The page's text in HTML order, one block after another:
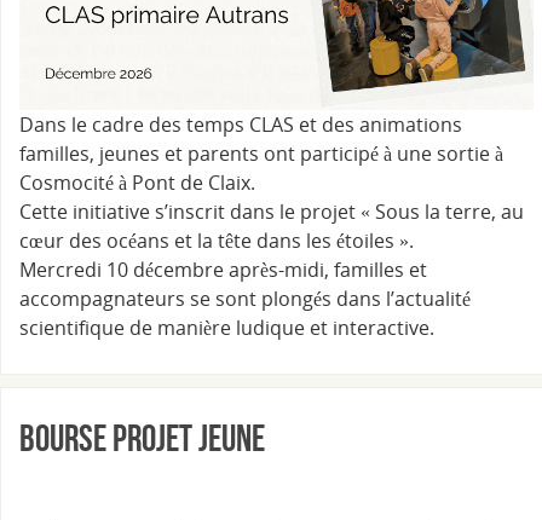
Dans le cadre des temps CLAS et des animations
familles, jeunes et parents ont participé à une sortie à
Cosmocité à Pont de Claix.
Cette initiative s’inscrit dans le projet « Sous la terre, au
cœur des océans et la tête dans les étoiles ».
Mercredi 10 décembre après-midi, familles et
accompagnateurs se sont plongés dans l’actualité
scientifique de manière ludique et interactive.
Bourse Projet Jeune